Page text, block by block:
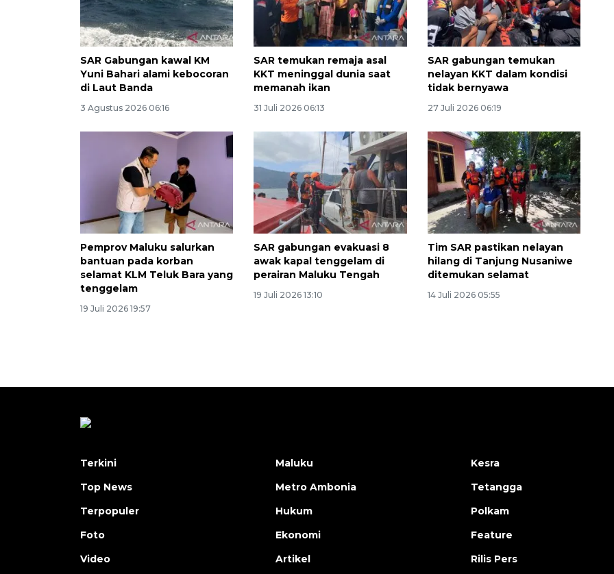
SAR Gabungan kawal KM
Yuni Bahari alami kebocoran
di Laut Banda
3 Agustus 2026 06:16
SAR temukan remaja asal
KKT meninggal dunia saat
memanah ikan
31 Juli 2026 06:13
SAR gabungan temukan
nelayan KKT dalam kondisi
tidak bernyawa
27 Juli 2026 06:19
Pemprov Maluku salurkan
bantuan pada korban
selamat KLM Teluk Bara yang
tenggelam
19 Juli 2026 19:57
SAR gabungan evakuasi 8
awak kapal tenggelam di
perairan Maluku Tengah
19 Juli 2026 13:10
Tim SAR pastikan nelayan
hilang di Tanjung Nusaniwe
ditemukan selamat
14 Juli 2026 05:55
Awas penipuan berbasis AI
2026-08-07 13:45:00
Terkini
Top News
Terpopuler
Foto
Video
Maluku
Metro Ambonia
Hukum
Ekonomi
Artikel
Kesra
Tetangga
Polkam
Feature
Rilis Pers